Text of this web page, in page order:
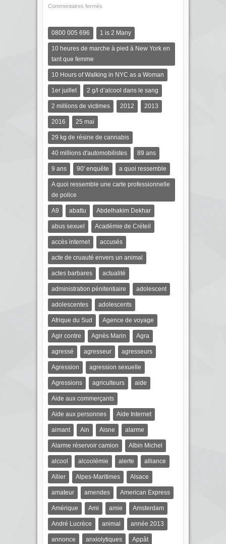
Commentaires fermés
0800 005 696 1 is 2 Many
10 heures de marche à pied à New York en
tant que femme
10 Hours of Walking in NYC as a Woman
1er juillet 2 g/l d’alcool dans le sang
2 millions de victimes 2012 2013
2016 25 mai
29 kg de résine de cannabis
40 millions d'automobilistes 89 ans
9 ans 90' enquête a quoi ressemble
A quoi ressemble une carte professionnelle
de police
A9 abattu Abdelhakim Dekhar
abus sexuel Académie de Créteil
accès internet accusés
acte de cruauté envers un animal
actes barbares actualité
administration pénitentiaire adolescent
adolescentes adolescents
Afrique du Sud Agence de voyage
Agir contre Agnès Marin Agra
agressé agresseur agresseurs
Agression agression sexuelle
Agressions agriculteurs aide
Aide aux commerçants
Aide aux personnes Aide Internet
aimant Ain Aisne alarme
Alarme réservoir camion Albin Michel
alcool alcoolémie alerte alliance
Allier Alpes-Maritimes Alsace
amateur amendes American Express
Amérique Ami amie Amsterdam
André Lucrèce animal année 2013
annonce anxiolytiques Appât